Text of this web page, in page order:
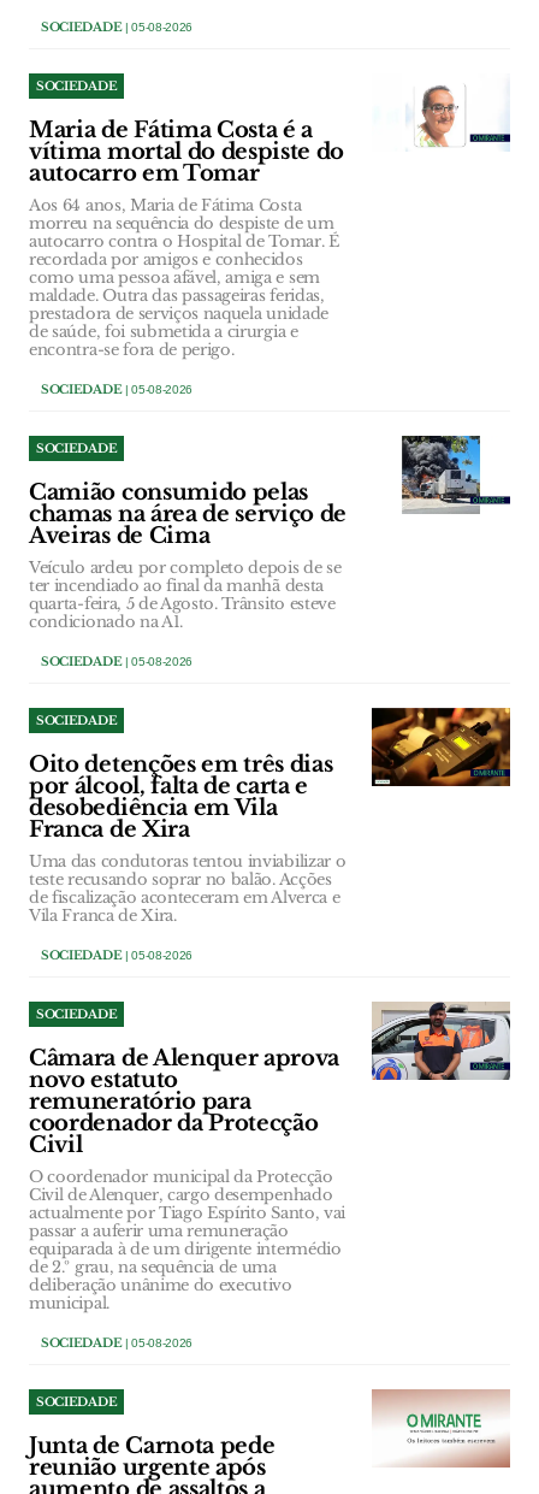
SOCIEDADE| 05-08-2026
SOCIEDADE
Maria de Fátima Costa é a
vítima mortal do despiste do
autocarro em Tomar
Aos 64 anos, Maria de Fátima Costa
morreu na sequência do despiste de um
autocarro contra o Hospital de Tomar. É
recordada por amigos e conhecidos
como uma pessoa afável, amiga e sem
maldade. Outra das passageiras feridas,
prestadora de serviços naquela unidade
de saúde, foi submetida a cirurgia e
encontra-se fora de perigo.
SOCIEDADE| 05-08-2026
SOCIEDADE
Camião consumido pelas
chamas na área de serviço de
Aveiras de Cima
Veículo ardeu por completo depois de se
ter incendiado ao final da manhã desta
quarta-feira, 5 de Agosto. Trânsito esteve
condicionado na A1.
SOCIEDADE| 05-08-2026
SOCIEDADE
Oito detenções em três dias
por álcool, falta de carta e
desobediência em Vila
Franca de Xira
Uma das condutoras tentou inviabilizar o
teste recusando soprar no balão. Acções
de fiscalização aconteceram em Alverca e
Vila Franca de Xira.
SOCIEDADE| 05-08-2026
SOCIEDADE
Câmara de Alenquer aprova
novo estatuto
remuneratório para
coordenador da Protecção
Civil
O coordenador municipal da Protecção
Civil de Alenquer, cargo desempenhado
actualmente por Tiago Espírito Santo, vai
passar a auferir uma remuneração
equiparada à de um dirigente intermédio
de 2.º grau, na sequência de uma
deliberação unânime do executivo
municipal.
SOCIEDADE| 05-08-2026
SOCIEDADE
Junta de Carnota pede
reunião urgente após